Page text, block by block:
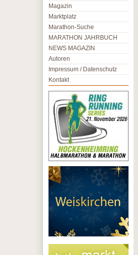
Magazin
Marktplatz
Marathon-Suche
MARATHON JAHRBUCH
NEWS MAGAZIN
Autoren
Impressum / Datenschutz
Kontakt